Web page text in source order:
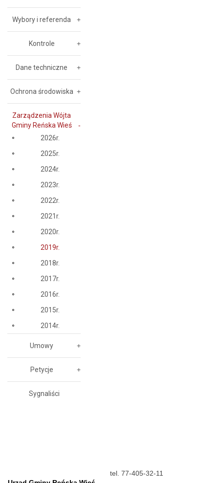
Wybory i referenda
Kontrole
Dane techniczne
Ochrona środowiska
Zarządzenia Wójta
Gminy Reńska Wieś
2026r.
2025r.
2024r.
2023r.
2022r.
2021r.
2020r.
2019r.
2018r.
2017r.
2016r.
2015r.
2014r.
Umowy
Petycje
Sygnaliści
tel. 77-405-32-11